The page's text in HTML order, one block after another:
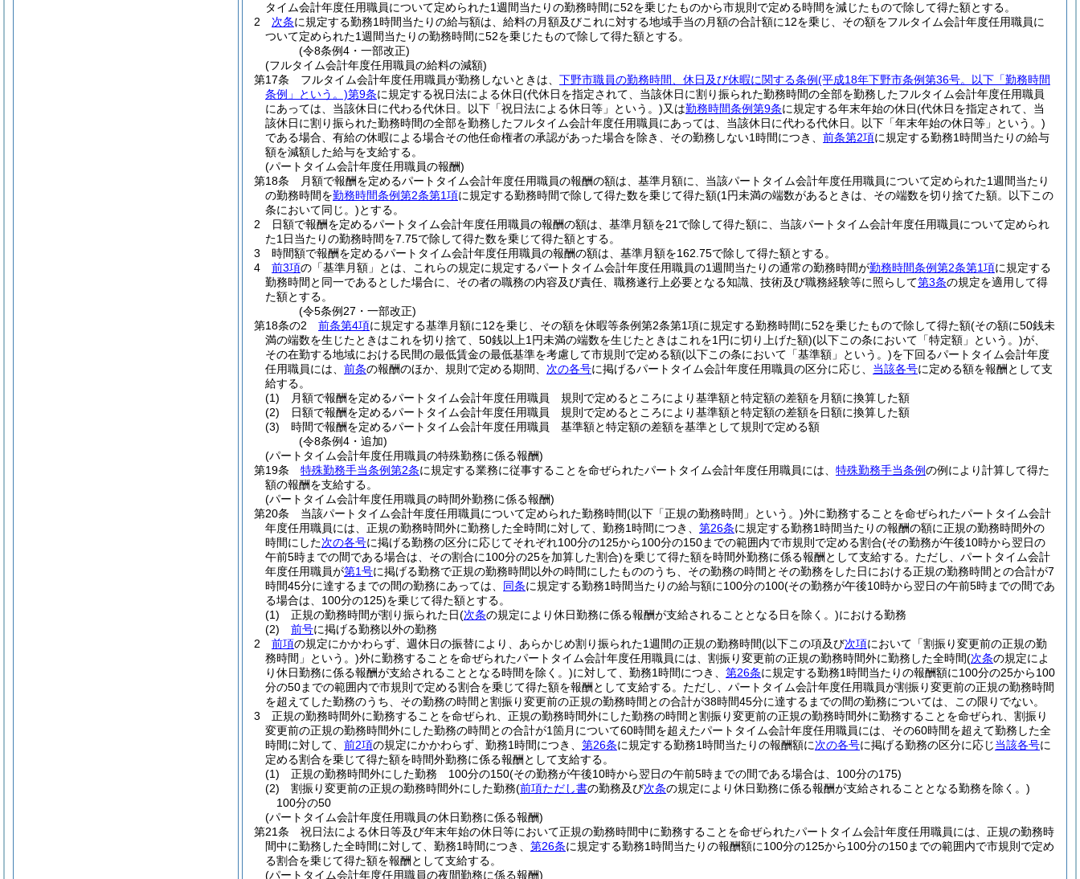
タイム会計年度任用職員について定められた1週間当たりの勤務時間に52を乗じたものから市規則で定める時間を減じたもので除して得た額とする。
2
次条に規定する勤務1時間当たりの給与額は、給料の月額及びこれに対する地域手当の月額の合計額に12を乗じ、その額をフルタイム会計年度任用職員に
ついて定められた1週間当たりの勤務時間に52を乗じたもので除して得た額とする。
(令8条例4・一部改正)
(フルタイム会計年度任用職員の給料の減額)
第17条
フルタイム会計年度任用職員が勤務しないときは、 下野市職員の勤務時間、休日及び休暇に関する条例(平成18年下野市条例第36号。以下「勤務時間
条例」という。)第9条に規定する祝日法による休日(代休日を指定されて、当該休日に割り振られた勤務時間の全部を勤務したフルタイム会計年度任用職員
にあっては、当該休日に代わる代休日。以下「祝日法による休日等」という。)又は勤務時間条例第9条に規定する年末年始の休日(代休日を指定されて、当
該休日に割り振られた勤務時間の全部を勤務したフルタイム会計年度任用職員にあっては、当該休日に代わる代休日。以下「年末年始の休日等」という。)
である場合、有給の休暇による場合その他任命権者の承認があった場合を除き、その勤務しない1時間につき、 前条第2項に規定する勤務1時間当たりの給与
額を減額した給与を支給する。
(パートタイム会計年度任用職員の報酬)
第18条
月額で報酬を定めるパートタイム会計年度任用職員の報酬の額は、基準月額に、当該パートタイム会計年度任用職員について定められた1週間当たり
の勤務時間を勤務時間条例第2条第1項に規定する勤務時間で除して得た数を乗じて得た額(1円未満の端数があるときは、その端数を切り捨てた額。以下この
条において同じ。)とする。
2
日額で報酬を定めるパートタイム会計年度任用職員の報酬の額は、基準月額を21で除して得た額に、当該パートタイム会計年度任用職員について定められ
た1日当たりの勤務時間を7.75で除して得た数を乗じて得た額とする。
3
時間額で報酬を定めるパートタイム会計年度任用職員の報酬の額は、基準月額を162.75で除して得た額とする。
4
前3項の「基準月額」とは、これらの規定に規定するパートタイム会計年度任用職員の1週間当たりの通常の勤務時間が勤務時間条例第2条第1項に規定する
勤務時間と同一であるとした場合に、その者の職務の内容及び責任、職務遂行上必要となる知識、技術及び職務経験等に照らして第3条の規定を適用して得
た額とする。
(令5条例27・一部改正)
第18条の2
前条第4項に規定する基準月額に12を乗じ、その額を休暇等条例第2条第1項に規定する勤務時間に52を乗じたもので除して得た額(その額に50銭未
満の端数を生じたときはこれを切り捨て、50銭以上1円未満の端数を生じたときはこれを1円に切り上げた額)(以下この条において「特定額」という。)が、
その在勤する地域における民間の最低賃金の最低基準を考慮して市規則で定める額(以下この条において「基準額」という。)を下回るパートタイム会計年度
任用職員には、 前条の報酬のほか、規則で定める期間、 次の各号に掲げるパートタイム会計年度任用職員の区分に応じ、 当該各号に定める額を報酬として支
給する。
(1)
月額で報酬を定めるパートタイム会計年度任用職員 規則で定めるところにより基準額と特定額の差額を月額に換算した額
(2)
日額で報酬を定めるパートタイム会計年度任用職員 規則で定めるところにより基準額と特定額の差額を日額に換算した額
(3)
時間で報酬を定めるパートタイム会計年度任用職員 基準額と特定額の差額を基準として規則で定める額
(令8条例4・追加)
(パートタイム会計年度任用職員の特殊勤務に係る報酬)
第19条
特殊勤務手当条例第2条に規定する業務に従事することを命ぜられたパートタイム会計年度任用職員には、 特殊勤務手当条例の例により計算して得た
額の報酬を支給する。
(パートタイム会計年度任用職員の時間外勤務に係る報酬)
第20条
当該パートタイム会計年度任用職員について定められた勤務時間(以下「正規の勤務時間」という。)外に勤務することを命ぜられたパートタイム会計
年度任用職員には、正規の勤務時間外に勤務した全時間に対して、勤務1時間につき、 第26条に規定する勤務1時間当たりの報酬の額に正規の勤務時間外の
時間にした次の各号に掲げる勤務の区分に応じてそれぞれ100分の125から100分の150までの範囲内で市規則で定める割合(その勤務が午後10時から翌日の
午前5時までの間である場合は、その割合に100分の25を加算した割合)を乗じて得た額を時間外勤務に係る報酬として支給する。 ただし、パートタイム会計
年度任用職員が第1号に掲げる勤務で正規の勤務時間以外の時間にしたもののうち、その勤務の時間とその勤務をした日における正規の勤務時間との合計が7
時間45分に達するまでの間の勤務にあっては、 同条に規定する勤務1時間当たりの給与額に100分の100(その勤務が午後10時から翌日の午前5時までの間であ
る場合は、100分の125)を乗じて得た額とする。
(1)
正規の勤務時間が割り振られた日(次条の規定により休日勤務に係る報酬が支給されることとなる日を除く。)における勤務
(2)
前号に掲げる勤務以外の勤務
2
前項の規定にかかわらず、週休日の振替により、あらかじめ割り振られた1週間の正規の勤務時間(以下この項及び次項において「割振り変更前の正規の勤
務時間」という。)外に勤務することを命ぜられたパートタイム会計年度任用職員には、割振り変更前の正規の勤務時間外に勤務した全時間(次条の規定によ
り休日勤務に係る報酬が支給されることとなる時間を除く。)に対して、勤務1時間につき、 第26条に規定する勤務1時間当たりの報酬額に100分の25から100
分の50までの範囲内で市規則で定める割合を乗じて得た額を報酬として支給する。 ただし、パートタイム会計年度任用職員が割振り変更前の正規の勤務時間
を超えてした勤務のうち、その勤務の時間と割振り変更前の正規の勤務時間との合計が38時間45分に達するまでの間の勤務については、この限りでない。
3
正規の勤務時間外に勤務することを命ぜられ、正規の勤務時間外にした勤務の時間と割振り変更前の正規の勤務時間外に勤務することを命ぜられ、割振り
変更前の正規の勤務時間外にした勤務の時間との合計が1箇月について60時間を超えたパートタイム会計年度任用職員には、その60時間を超えて勤務した全
時間に対して、 前2項の規定にかかわらず、勤務1時間につき、 第26条に規定する勤務1時間当たりの報酬額に次の各号に掲げる勤務の区分に応じ当該各号に
定める割合を乗じて得た額を時間外勤務に係る報酬として支給する。
(1)
正規の勤務時間外にした勤務 100分の150(その勤務が午後10時から翌日の午前5時までの間である場合は、100分の175)
(2)
割振り変更前の正規の勤務時間外にした勤務(前項ただし書の勤務及び次条の規定により休日勤務に係る報酬が支給されることとなる勤務を除く。)
100分の50
(パートタイム会計年度任用職員の休日勤務に係る報酬)
第21条
祝日法による休日等及び年末年始の休日等において正規の勤務時間中に勤務することを命ぜられたパートタイム会計年度任用職員には、正規の勤務時
間中に勤務した全時間に対して、勤務1時間につき、 第26条に規定する勤務1時間当たりの報酬額に100分の125から100分の150までの範囲内で市規則で定め
る割合を乗じて得た額を報酬として支給する。
(パートタイム会計年度任用職員の夜間勤務に係る報酬)